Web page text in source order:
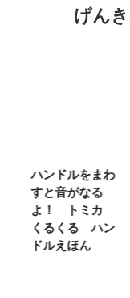
げん
ハンドルをまわ
すと音がなる
よ！ トミカ
くるくる ハン
ドルえほん